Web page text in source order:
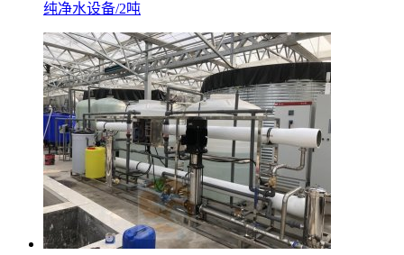
纯净水设备/2吨